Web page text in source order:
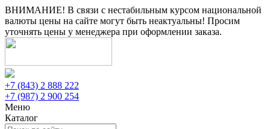
ВНИМАНИЕ! В связи с нестабильным курсом национальной
валюты цены на сайте могут быть неактуальны! Просим
уточнять цены у менеджера при оформлении заказа.
+7 (843) 2 888 222
+7 (987) 2 900 254
Меню
Каталог